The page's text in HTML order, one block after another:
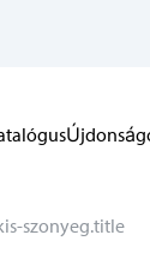
szonyeg.title